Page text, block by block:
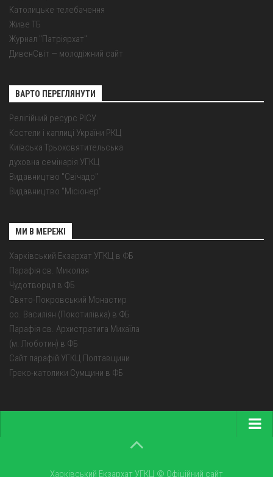
Католицьке телебачення
Живе ТБ
Журнал "Патріярхат"
ДивенСвіт — молодіжний сайт
ВАРТО ПЕРЕГЛЯНУТИ
Релігійний ресурс РІСУ
Костели і каплиці України РКЦ
Київська Трьохсвятительська
духовна семінарія УГКЦ
Видавництво "Свічадо"
Видавництво "Місіонер"
МИ В МЕРЕЖІ
Харківський Екзархат УГКЦ в ФБ
Парафія св. Миколая
Чудотворця в ФБ
Свято-Покровський Монастир
оо. Василіян (Покотилівка) в ФБ
Парафія св. Архистратига Михаїла
(м. Люботин) в ФБ
Сайт парафій УГКЦ Полтавщини
Греко-католики Сумщини в ФБ
Про екзархатХарківський Екзархат УГКЦ © Офіційний сайт